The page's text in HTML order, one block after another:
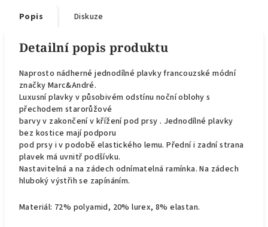
Popis Diskuze
Detailní popis produktu
Naprosto nádherné jednodílné plavkyfrancouzské módní
značky Marc&André.
Luxusní plavky v působivém odstínu noční oblohy s
přechodem starorůžové
barvy v zakončení v křížení pod prsy . Jednodílné plavky
bez kostice majípodporu
pod prsy i v podobě elastického lemu.Přední i zadní strana
plavek má uvnitř podšívku.
Nastavitelná a na zádech odnímatelná ramínka. Na zádech
hluboký výstřih se zapínáním.
Materiál: 72% polyamid, 20% lurex, 8% elastan.